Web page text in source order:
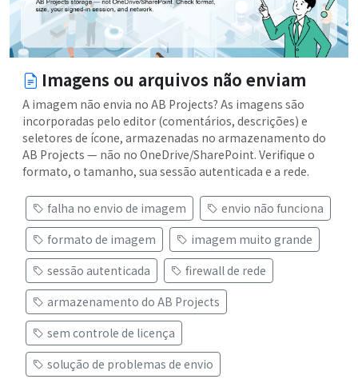
Imagens ou arquivos não enviam
A imagem não envia no AB Projects? As imagens são
incorporadas pelo editor (comentários, descrições) e
seletores de ícone, armazenadas no armazenamento do
AB Projects — não no OneDrive/SharePoint. Verifique o
formato, o tamanho, sua sessão autenticada e a rede.
falha no envio de imagem
envio não funciona
formato de imagem
imagem muito grande
sessão autenticada
firewall de rede
armazenamento do AB Projects
sem controle de licença
solução de problemas de envio